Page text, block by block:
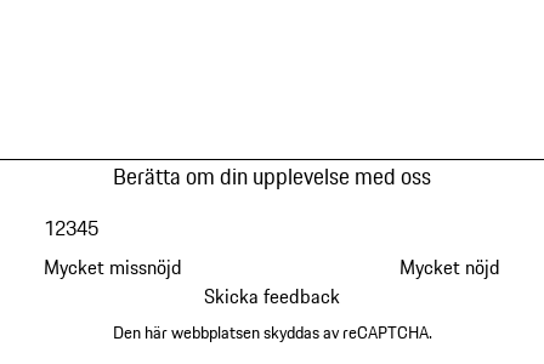
Berätta om din upplevelse med oss
Mycket missnöjd
12345
Mycket nöjd
Skicka feedback
Den här webbplatsen skyddas av reCAPTCHA.